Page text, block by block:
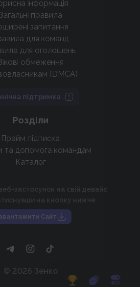
інформація
Загальні правила
запитання
для команд
для оголошень
обмеження
(DMCA)
підтримка
Розділи
Прайм підписка
та допомога командам
Каталог
застосунок на свій девайс
на кнопку нижче
Сайт
© 2026 Зенко